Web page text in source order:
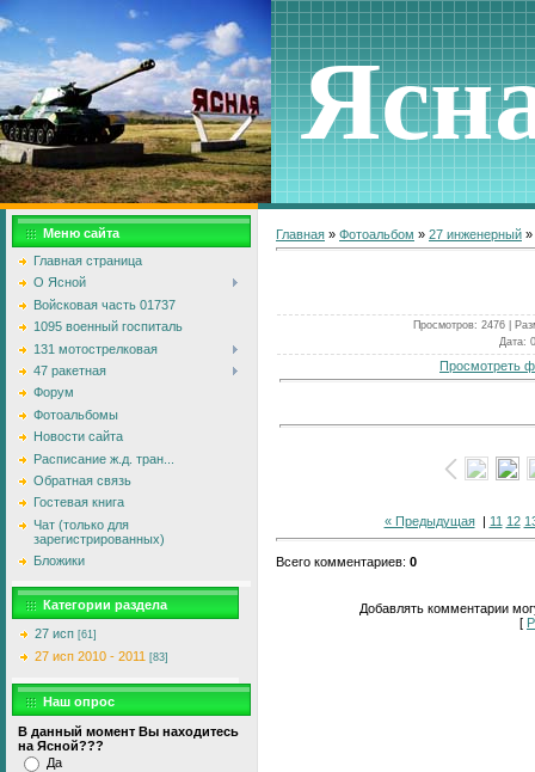
Меню сайта
Главная страница
О Ясной
Войсковая часть 01737
1095 военный госпиталь
131 мотострелковая
47 ракетная
Форум
Фотоальбомы
Новости сайта
Расписание ж.д. тран...
Обратная связь
Гостевая книга
Чат (только для
зарегистрированных)
Бложики
Категории раздела
27 исп [61]
27 исп 2010 - 2011 [83]
Наш опрос
В данный момент Вы находитесь
на Ясной???
Да
Главная » Фотоальбом » 27 инженерный »
Просмотров: 2476 |
Дата:
Просмотреть
« Предыдущая| 11 12
Всего комментариев: 0
Добавлять комментарии
[